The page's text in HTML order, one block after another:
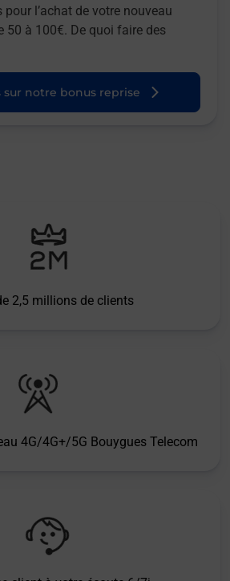
pour l’achat de votre nouveau
50 à 100€. De quoi faire des
sur notre bonus reprise
2,5 millions de clients
4G/4G+/5G Bouygues Telecom